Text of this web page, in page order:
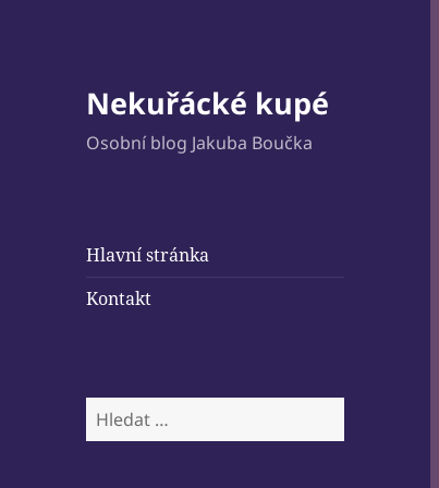
Nekuřácké kupé
Osobní blog Jakuba Boučka
Hlavní stránka
Kontakt
Vyhledávání